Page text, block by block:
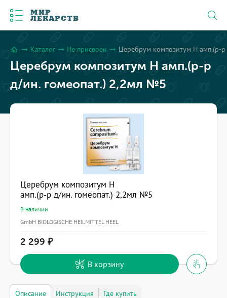
МИР
ЛЕКАРСТВ
home arrow_right_alt Каталог arrow_right_alt Не присвоен arrow_right_alt Церебрум композитум Н амп.(р-
Церебрум композитум Н амп.(р-р
д/ин. гомеопат.) 2,2мл №5
Церебрум композитум Н
амп.(р-р д/ин. гомеопат.) 2,2мл №5
В наличии
GmbH BIOLOGISCHE HEILMITTEL HEEL
2 299
В корзину
Описание Инструкция Где купить